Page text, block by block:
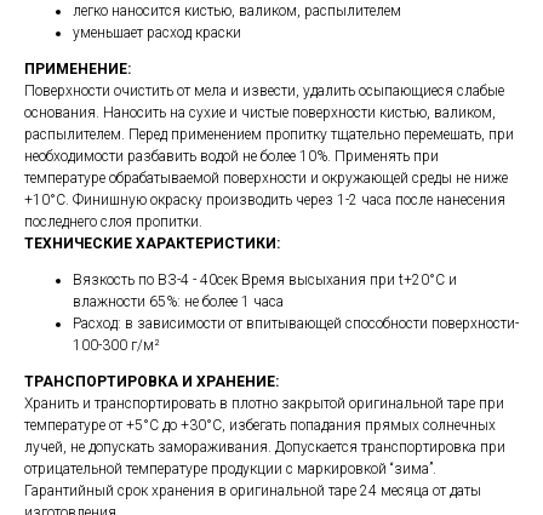
легко наносится кистью, валиком, распылителем
уменьшает расход краски
ПРИМЕНЕНИЕ:
Поверхности очистить от мела и извести, удалить осыпающиеся слабые
основания. Наносить на сухие и чистые поверхности кистью, валиком,
распылителем. Перед применением пропитку тщательно перемешать, при
необходимости разбавить водой не более 10%. Применять при
температуре обрабатываемой поверхности и окружающей среды не ниже
+10°С. Финишную окраску производить через 1-2 часа после нанесения
последнего слоя пропитки.
ТЕХНИЧЕСКИЕ ХАРАКТЕРИСТИКИ:
Вязкость по ВЗ-4 - 40сек Время высыхания при t+20°С и
влажности 65%: не более 1 часа
Расход: в зависимости от впитывающей способности поверхности-
100-300 г/м²
ТРАНСПОРТИРОВКА И ХРАНЕНИЕ:
Хранить и транспортировать в плотно закрытой оригинальной таре при
температуре от +5°С до +30°С, избегать попадания прямых солнечных
лучей, не допускать замораживания. Допускается транспортировка при
отрицательной температуре продукции с маркировкой “зима”.
Гарантийный срок хранения в оригинальной таре 24 месяца от даты